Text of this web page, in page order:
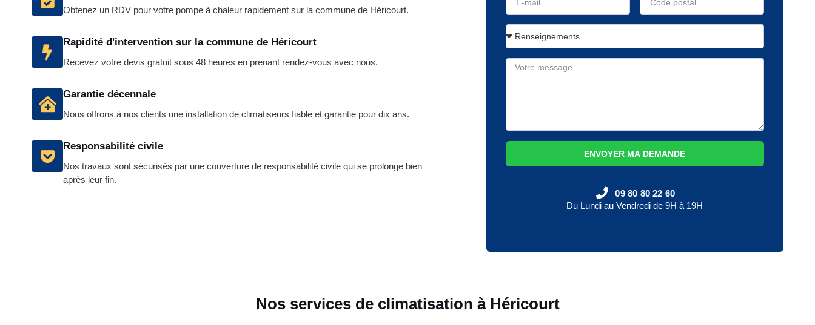
Obtenez un RDV pour votre pompe à chaleur rapidement sur la commune de Héricourt.
Rapidité d'intervention sur la commune de Héricourt
Recevez votre devis gratuit sous 48 heures en prenant rendez-vous avec nous.
Garantie décennale
Nous offrons à nos clients une installation de climatiseurs fiable et garantie pour dix ans.
Responsabilité civile
Nos travaux sont sécurisés par une couverture de responsabilité civile qui se prolonge bien
après leur fin.
ENVOYER MA DEMANDE
09 80 80 22 60
Du Lundi au Vendredi de 9H à 19H
Nos services de climatisation à Héricourt